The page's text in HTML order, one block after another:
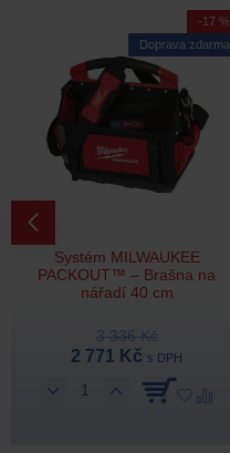
Doprava zdarma
-17 %
Systém MILWAUKEE
PACKOUT™ – Brašna na
nářadí 40 cm
3 336 Kč
2 771 Kč s DPH